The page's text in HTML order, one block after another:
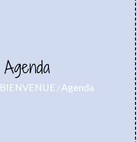
Agenda
BIENVENUE / Agenda